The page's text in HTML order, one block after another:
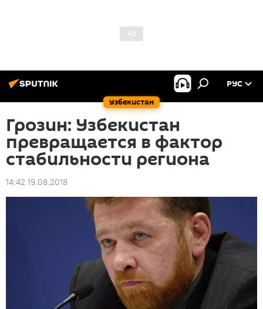
Узбекистан
РУС
Грозин: Узбекистан
превращается в фактор
стабильности региона
14:42 19.08.2018